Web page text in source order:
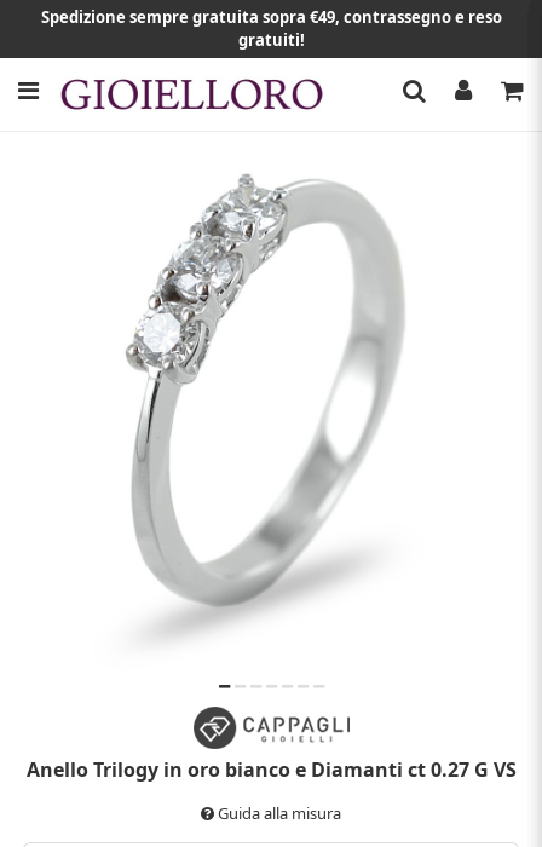
Spedizione sempre gratuita sopra €49, contrassegno e reso
gratuiti!
Anello Trilogy in oro bianco e Diamanti ct 0.27 G VS
Guida alla misura